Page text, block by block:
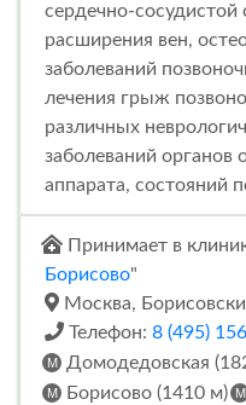
сердечно-сосудистой
расширения вен,
заболеваний
лечения грыж
различных
заболеваний органов
аппарата, состояний
Принимает в
Борисово"
Москва,
Телефон: 8 (495)
Домодедовская
Борисово (1410 м)